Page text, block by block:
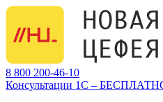
8 800 200-46-10
Консультации 1С –